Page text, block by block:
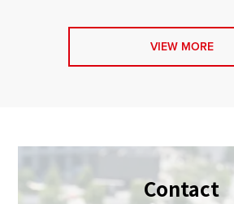
VIEW MORE
Contact